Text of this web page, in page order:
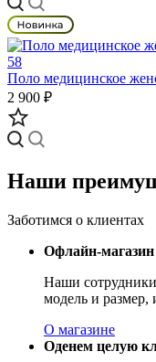
Поло медицинское
2 900 ₽
Наши
Заботимся о клиентах
Офлайн-магазин
Наши
модель и размер,
О магазине
Оденем целую